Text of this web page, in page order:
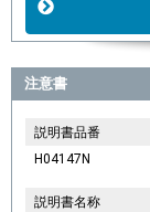
注意書
説明書品番
H04147N
説明書名称